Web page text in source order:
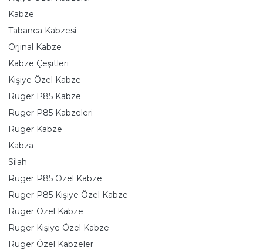
Kabze
Tabanca Kabzesi
Orjinal Kabze
Kabze Çeşitleri
Kişiye Özel Kabze
Ruger P85 Kabze
Ruger P85 Kabzeleri
Ruger Kabze
Kabza
Silah
Ruger P85 Özel Kabze
Ruger P85 Kişiye Özel Kabze
Ruger Özel Kabze
Ruger Kişiye Özel Kabze
Ruger Özel Kabzeler